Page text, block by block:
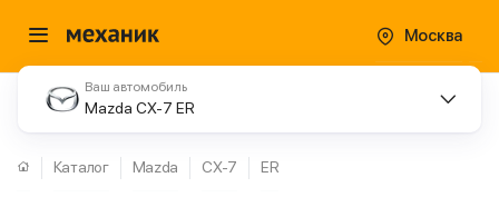
Москва
Ваш автомобиль
Mazda CX-7 ER
Каталог Mazda CX-7 ER